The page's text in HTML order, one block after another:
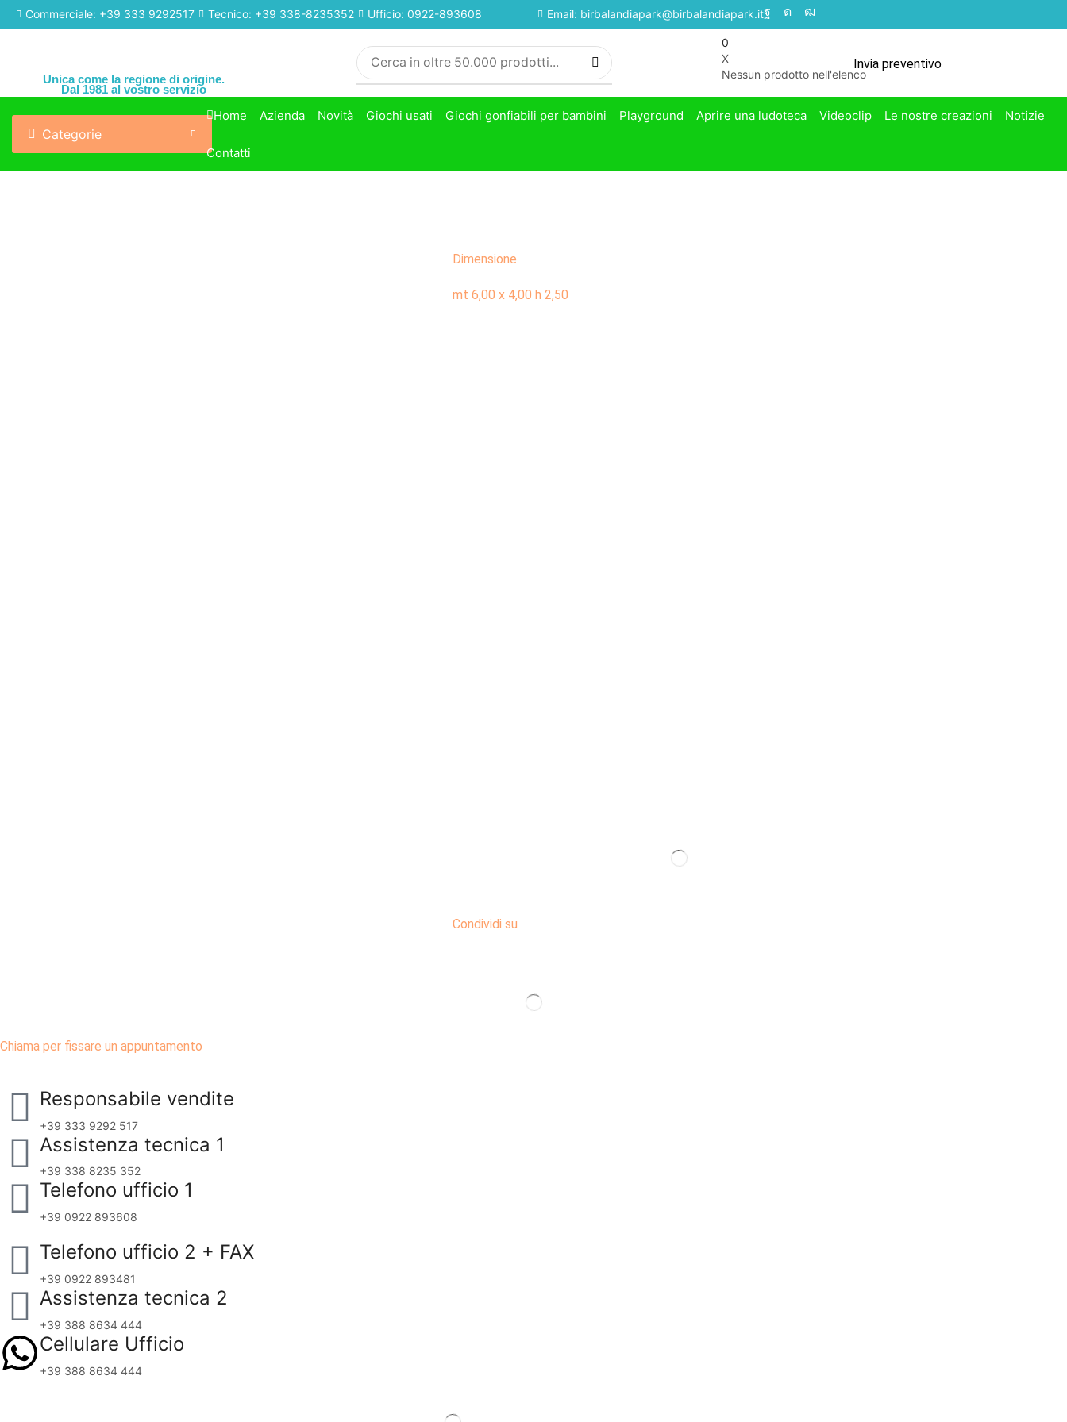
Commerciale: +39 333 9292517 Tecnico: +39 338-8235352 Ufficio: 0922-893608 Email: birbalandiapark@birbalandiapark.it
Unica come la regione di origine.
Dal 1981 al vostro servizio
0
X
Nessun prodotto nell'elenco
Invia preventivo
Categorie
Home Azienda Novità Giochi usati Giochi gonfiabili per bambini Playground Aprire una ludoteca Videoclip Le nostre creazioni Notizie
Contatti
Dimensione
mt 6,00 x 4,00 h 2,50
Condividi su
Chiama per fissare un appuntamento
Responsabile vendite
+39 333 9292 517
Assistenza tecnica 1
+39 338 8235 352
Telefono ufficio 1
+39 0922 893608
Telefono ufficio 2 + FAX
+39 0922 893481
Assistenza tecnica 2
+39 388 8634 444
Cellulare Ufficio
+39 388 8634 444